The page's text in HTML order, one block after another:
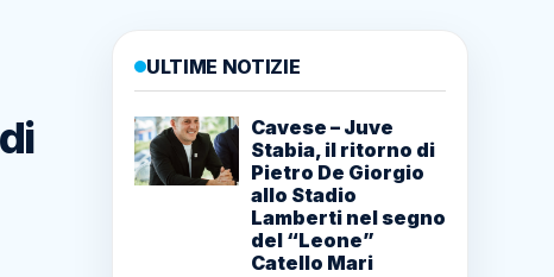
ULTIME NOTIZIE
Cavese – Juve
Stabia, il ritorno di
Pietro De Giorgio
allo Stadio
Lamberti nel segno
del “Leone”
Catello Mari